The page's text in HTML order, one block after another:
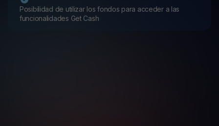
Posibilidad de utilizar los fondos para acceder a las
funcionalidades Get Cash